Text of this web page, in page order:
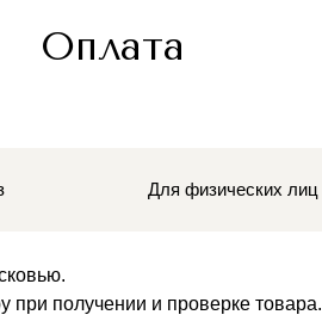
Оплата
Для физических лиц
при получении и проверке товара.